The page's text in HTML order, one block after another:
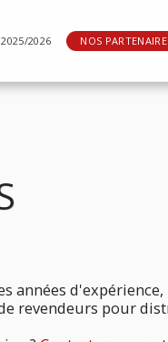
2026 NOS
années d'expérience,
revendeurs pour